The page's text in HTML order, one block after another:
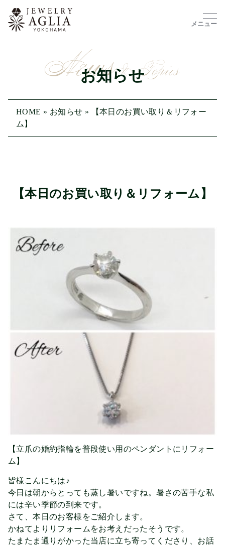
メニュー
お知らせ
HOME » お知らせ »
【本日のお買い取り＆リフォー
ム】
【本日のお買い取り＆リフォーム】
【立爪の婚約指輪を普段使い用のペンダントにリフォー
ム】
皆様こんにちは♪
今日は朝からとっても蒸し暑いですね。暑さの苦手な私
には辛い季節の到来です。
さて、本日のお客様をご紹介します。
かねてよりリフォームをお考えだったそうです。
たまたま通りがかった当店に立ち寄ってくださり、お話